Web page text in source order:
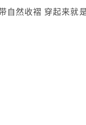
自然收褶 穿起来就